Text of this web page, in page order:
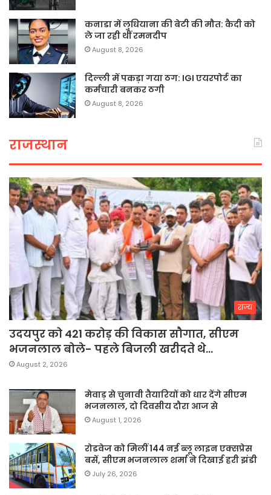
कनाडा में लुधियाना की बेटी की माैत: कैदी को
ले जा रही थीं रमनदीप
August 8, 2026
दिल्ली में पकड़ा गया ठग: IGI एयरपोर्ट का
कर्मचारी बनकर ठगी
August 8, 2026
राजस्थान
राज्य
उदयपुर को 421 करोड़ की विकास सौगात, सीएम
भजनलाल बोले- पहले बिजली खरीदते थे…
August 2, 2026
मेवाड़ से चुनावी तैयारियों को धार देंगे सीएम
भजनलाल, दो दिवसीय दौरा आज से
August 1, 2026
रोडवेज को मिलीं 144 नई ब्लू लाइन एक्सप्रेस
बसें, सीएम भजनलाल शर्मा ने दिखाई हरी झंडी
July 26, 2026